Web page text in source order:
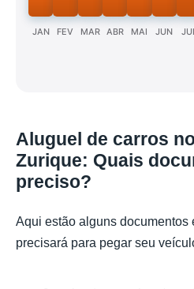
JAN FEV MAR ABR MAI JUN JUL
Aluguel de carros
Zurique: Quais
preciso?
Aqui estão alguns documentos
precisará para pegar seu